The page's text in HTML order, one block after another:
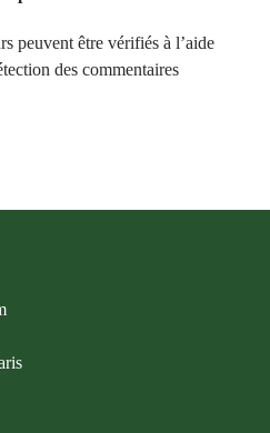
peuvent être vérifiés à l’aide
des commentaires